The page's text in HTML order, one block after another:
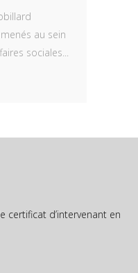
au sein
sociales...
certificat d’intervenant en